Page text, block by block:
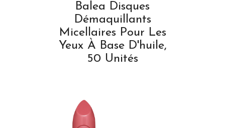
Balea Disques
Démaquillants
Micellaires Pour Les
Yeux À Base D'huile,
50 Unités